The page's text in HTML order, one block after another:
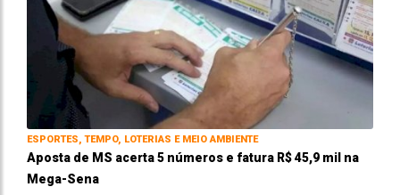
ESPORTES, TEMPO, LOTERIAS E MEIO AMBIENTE
Aposta de MS acerta 5 números e fatura R$ 45,9 mil na
Mega-Sena